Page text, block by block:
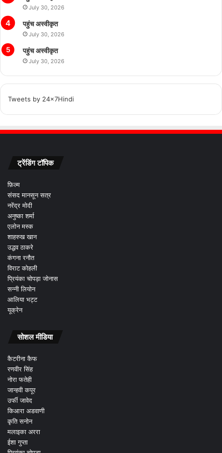
July 30, 2026
पहुंच अस्वीकृत
July 30, 2026
पहुंच अस्वीकृत
July 30, 2026
Tweets by 24x7Hindi
ट्रेंडिंग टॉपिक
फ़िल्म
संसद मानसून सत्र
नरेंद्र मोदी
अनुष्का शर्मा
एलोन मस्क
शाहरुख खान
उद्धव ठाकरे
कंगना रनौत
विराट कोहली
प्रियंका चोपड़ा जोनास
सन्नी लियोन
आलिया भट्ट
यूक्रेन
सोशल मीडिया
कैटरीना कैफ
रणवीर सिंह
नोरा फतेही
जान्हवी कपूर
उर्फी जावेद
किआरा अडवाणी
कृति सनोन
मलाइका अररा
ईशा गुप्ता